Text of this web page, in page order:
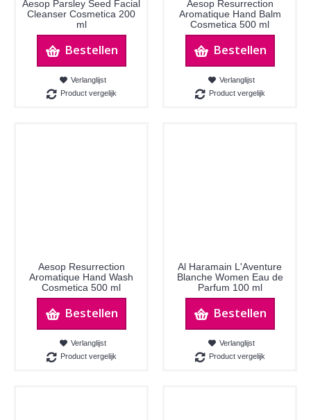
Aesop Parsley Seed Facial
Cleanser Cosmetica 200
ml
Bestellen
Verlanglijst
Product vergelijk
Aesop Resurrection
Aromatique Hand Balm
Cosmetica 500 ml
Bestellen
Verlanglijst
Product vergelijk
Aesop Resurrection
Aromatique Hand Wash
Cosmetica 500 ml
Bestellen
Verlanglijst
Product vergelijk
Al Haramain L'Aventure
Blanche Women Eau de
Parfum 100 ml
Bestellen
Verlanglijst
Product vergelijk